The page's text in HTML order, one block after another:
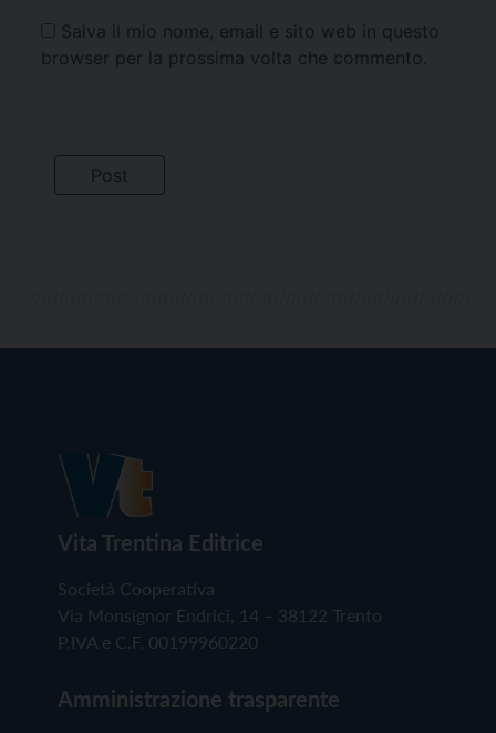
Salva il mio nome, email e sito web in questo
browser per la prossima volta che commento.
Vita Trentina Editrice
Società Cooperativa
Via Monsignor Endrici, 14 – 38122 Trento
P.IVA e C.F. 00199960220
Amministrazione trasparente